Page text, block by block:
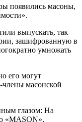
появились масоны,
выпускать, так
зашифрованную в
умножать
его могут
члены масонской
глазом: На
«MASON»,